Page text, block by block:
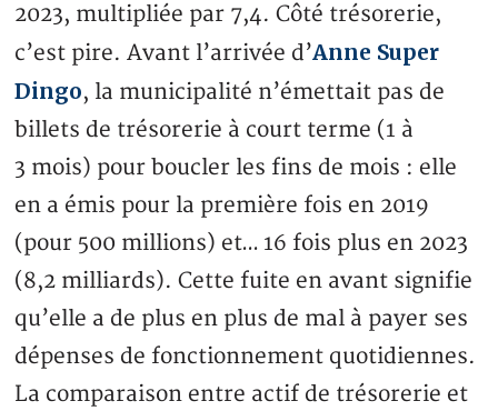
2023, multipliée par 7,4. Côté trésorerie,
c’est pire. Avant l’arrivée d’Anne Super
Dingo, la municipalité n’émettait pas de
billets de trésorerie à court terme (1 à
3 mois) pour boucler les fins de mois : elle
en a émis pour la première fois en 2019
(pour 500 millions) et… 16 fois plus en 2023
(8,2 milliards). Cette fuite en avant signifie
qu’elle a de plus en plus de mal à payer ses
dépenses de fonctionnement quotidiennes.
La comparaison entre actif de trésorerie et